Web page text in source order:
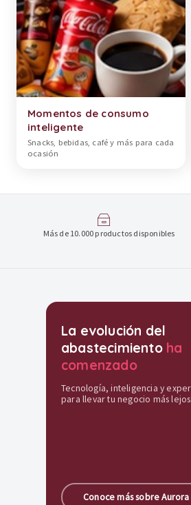
Momentos de consumo
inteligente
Snacks, bebidas, café y más para cada
ocasión
Más de 10.000 productos disponibles
Destacados y soluciones
La evolución del
abastecimiento ha
comenzado
Tecnología, inteligencia y
para llevar tu negocio más lejos.
Conoce más sobre